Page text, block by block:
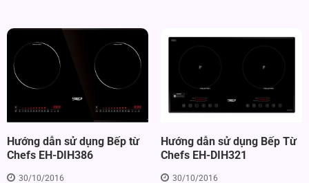
Hướng dẫn sử dụng Bếp từ
Chefs EH-DIH386
30/10/2016
Hướng dẫn sử dụng Bếp Từ
Chefs EH-DIH321
30/10/2016